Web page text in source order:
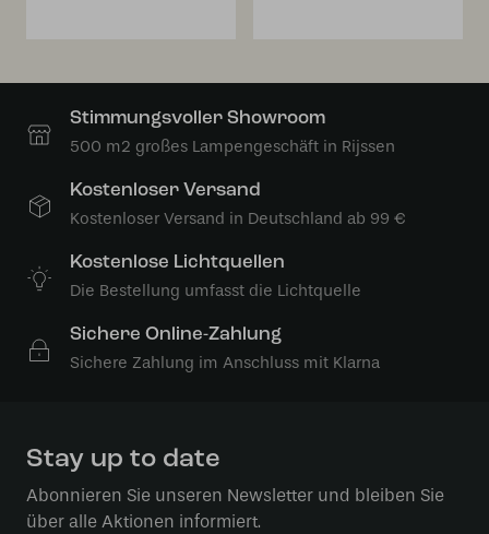
Stimmungsvoller Showroom
500 m2 großes Lampengeschäft in Rijssen
Kostenloser Versand
Kostenloser Versand in Deutschland ab 99 €
Kostenlose Lichtquellen
Die Bestellung umfasst die Lichtquelle
Sichere Online-Zahlung
Sichere Zahlung im Anschluss mit Klarna
Stay up to date
Abonnieren Sie unseren Newsletter und bleiben Sie
über alle Aktionen informiert.